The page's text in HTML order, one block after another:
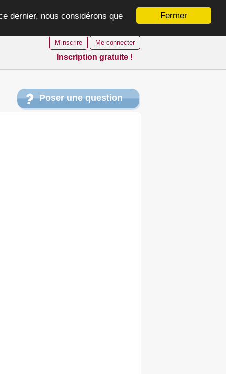
Fermer
dernier, nous considérons que
M'inscrire Me connecter
Inscription gratuite !
Poser une question